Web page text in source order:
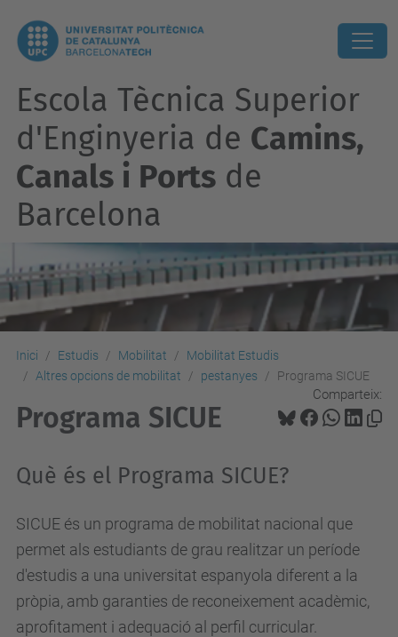
Escola Tècnica Superior
d'Enginyeria de Camins,
Canals i Ports de
Barcelona
Inici Estudis Mobilitat
Mobilitat Estudis
Altres opcions de mobilitat
pestanyes Programa SICUE
Comparteix:
Programa SICUE
Què és el Programa SICUE?
SICUE és un programa de mobilitat nacional que
permet als estudiants de grau realitzar un període
d'estudis a una universitat espanyola diferent a la
pròpia, amb garanties de reconeixement acadèmic,
aprofitament i adequació al perfil curricular.